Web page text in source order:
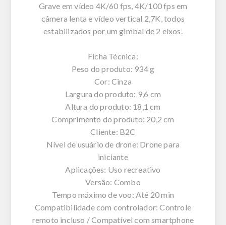
Grave em vídeo 4K/60 fps, 4K/100 fps em
câmera lenta e vídeo vertical 2,7K, todos
estabilizados por um gimbal de 2 eixos.
Ficha Técnica:
Peso do produto: 934 g
Cor: Cinza
Largura do produto: 9,6 cm
Altura do produto: 18,1 cm
Comprimento do produto: 20,2 cm
Cliente: B2C
Nível de usuário de drone: Drone para
iniciante
Aplicações: Uso recreativo
Versão: Combo
Tempo máximo de voo: Até 20 min
Compatibilidade com controlador: Controle
remoto incluso / Compatível com smartphone